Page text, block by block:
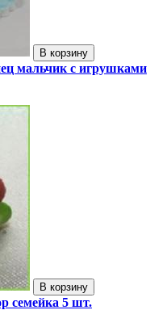
В корзину
мальчик с игрушками
В корзину
семейка 5 шт.